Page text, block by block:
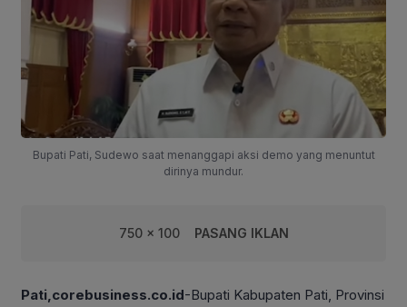
Bupati Pati, Sudewo saat menanggapi aksi demo yang menuntut
dirinya mundur.
750 x 100 PASANG IKLAN
Pati,corebusiness.co.id-Bupati Kabupaten Pati, Provinsi